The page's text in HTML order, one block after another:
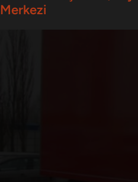
Merkezi